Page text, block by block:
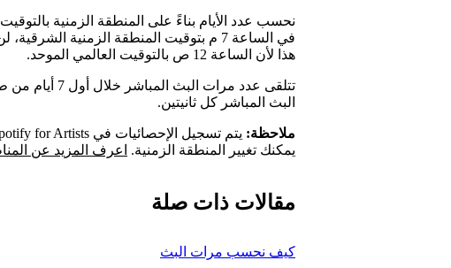
نحسب عدد الأيام بناءً على المنطقة الزمنية
في الساعة 7 م بتوقيت المنطقة الزمنية
هذا لأن الساعة 12 ص بالتوقيت العالمي الموحد.
تتلقى عدد
البث المباشر كل ثانيتين.
ملاحظة:
يمكنك تغيير المنطقة الزمنية.
اعرف المزيد عن
مقالات ذات صلة
كيف نحسب مرات البث